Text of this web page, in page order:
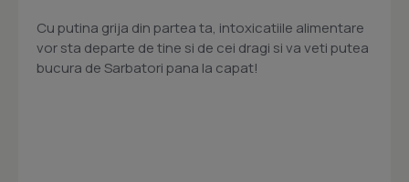
Cu putina grija din partea ta, intoxicatiile alimentare
vor sta departe de tine si de cei dragi si va veti putea
bucura de Sarbatori pana la capat!